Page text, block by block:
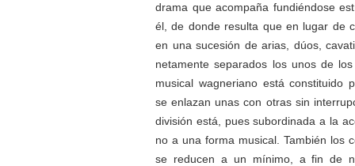
drama que acompaña fundiéndose
él, de donde resulta que en lugar de
en una sucesión de arias, dúos,
netamente separados los unos de
musical wagneriano está constituido
se enlazan unas con otras sin
división está, pues subordinada a la
no a una forma musical. También los
se reducen a un mínimo, a fin de